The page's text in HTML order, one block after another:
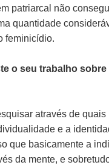
patriarcal não
quantidade
feminicídio.
o seu trabalho
através de
e a
que basicamente a
da mente, e